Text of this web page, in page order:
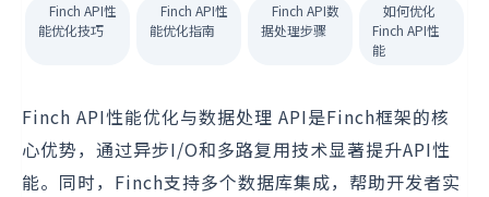
Finch API性
能优化技巧
Finch API性
能优化指南
Finch API数
据处理步骤
如何优化
Finch API性
能
Finch API性能优化与数据处理 API是Finch框架的核
心优势，通过异步I/O和多路复用技术显著提升API性
能。同时，Finch支持多个数据库集成，帮助开发者实